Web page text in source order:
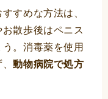
すめな方法は、
散歩後はペニス
。消毒薬を使用
、動物病院で処方